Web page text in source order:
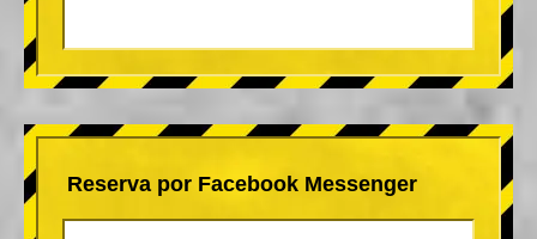
Reserva por Facebook Messenger